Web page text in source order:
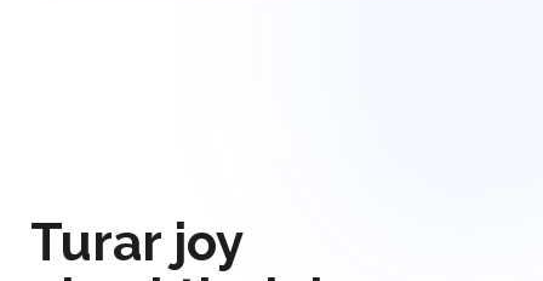
Biz bilamizki, turar-joy va shaxsiy
xonalar uchun santexnika nafaqat